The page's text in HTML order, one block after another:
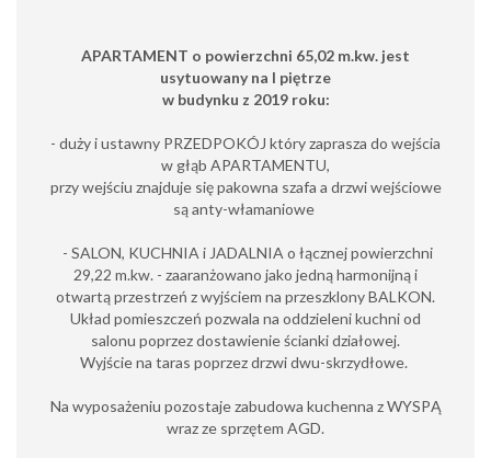
APARTAMENT o powierzchni 65,02 m.kw. jest
usytuowany na I piętrze
w budynku z 2019 roku:
- duży i ustawny PRZEDPOKÓJ który zaprasza do wejścia
w głąb APARTAMENTU,
przy wejściu znajduje się pakowna szafa a drzwi wejściowe
są anty-włamaniowe
- SALON, KUCHNIA i JADALNIA o łącznej powierzchni
29,22 m.kw. - zaaranżowano jako jedną harmonijną i
otwartą przestrzeń z wyjściem na przeszklony BALKON.
Układ pomieszczeń pozwala na oddzieleni kuchni od
salonu poprzez dostawienie ścianki działowej.
Wyjście na taras poprzez drzwi dwu-skrzydłowe.
Na wyposażeniu pozostaje zabudowa kuchenna z WYSPĄ
wraz ze sprzętem AGD.